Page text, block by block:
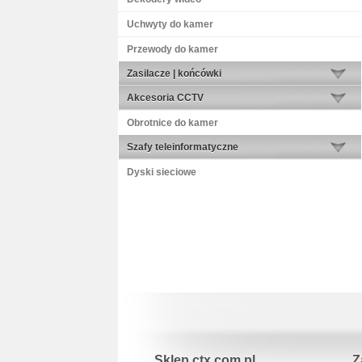
Uchwyty do kamer
Przewody do kamer
Zasilacze | końcówki
Akcesoria CCTV
Obrotnice do kamer
Szafy teleinformatyczne
Dyski sieciowe